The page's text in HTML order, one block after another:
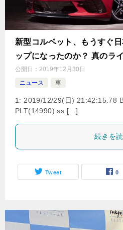
新型コルベット、もうすぐ
ップになったのか？ 真のラ
公開日： 2019年12月30日
ニュース
車
1: 2019/12/29(日) 21:42:15.78
PLT(14990) ss […]
続きを
Tweet 0